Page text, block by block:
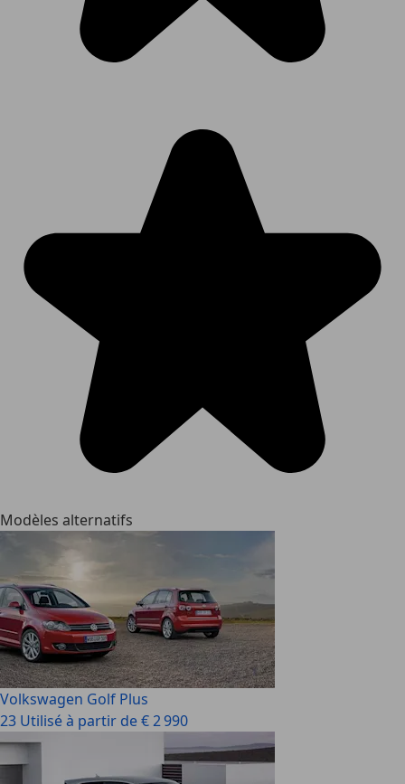
Modèles alternatifs
Volkswagen Golf Plus
23 Utilisé à partir de € 2 990